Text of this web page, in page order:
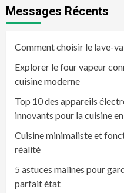
Messages Récents
Comment choisir le lave-
Explorer le four vapeur
cuisine moderne
Top 10 des appareils
innovants pour la cuisine
Cuisine minimaliste et
réalité
5 astuces malines pour
parfait état